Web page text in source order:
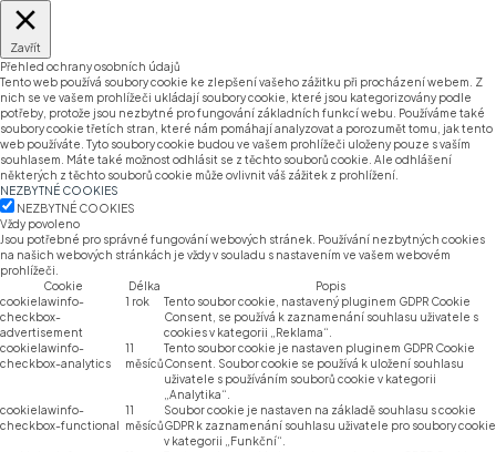
Zavřít
Přehled ochrany osobních údajů
Tento web používá soubory cookie ke zlepšení vašeho zážitku při procházení webem. Z
nich se ve vašem prohlížeči ukládají soubory cookie, které jsou kategorizovány podle
potřeby, protože jsou nezbytné pro fungování základních funkcí webu. Používáme také
soubory cookie třetích stran, které nám pomáhají analyzovat a porozumět tomu, jak tento
web používáte. Tyto soubory cookie budou ve vašem prohlížeči uloženy pouze s vaším
souhlasem. Máte také možnost odhlásit se z těchto souborů cookie. Ale odhlášení
některých z těchto souborů cookie může ovlivnit váš zážitek z prohlížení.
NEZBYTNÉ COOKIES
NEZBYTNÉ COOKIES
Vždy povoleno
Jsou potřebné pro správné fungování webových stránek. Používání nezbytných cookies
na našich webových stránkách je vždy v souladu s nastavením ve vašem webovém
prohlížeči.
Cookie
Délka
Popis
cookielawinfo-
checkbox-
advertisement
1 rok
Tento soubor cookie, nastavený pluginem GDPR Cookie
Consent, se používá k zaznamenání souhlasu uživatele s
cookies v kategorii „Reklama“.
cookielawinfo-
checkbox-analytics
11
měsíců
Tento soubor cookie je nastaven pluginem GDPR Cookie
Consent. Soubor cookie se používá k uložení souhlasu
uživatele s používáním souborů cookie v kategorii
„Analytika“.
cookielawinfo-
checkbox-functional
11
měsíců
Soubor cookie je nastaven na základě souhlasu s cookie
GDPR k zaznamenání souhlasu uživatele pro soubory cookie
v kategorii „Funkční“.